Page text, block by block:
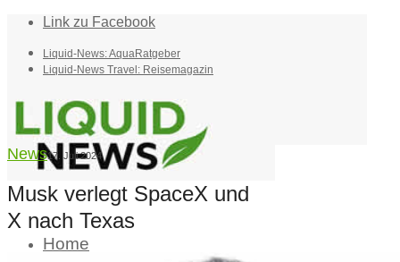
Link zu Facebook
Liquid-News: AquaRatgeber
Liquid-News Travel: Reisemagazin
Home
News17. Juli 2024
Musk verlegt SpaceX und
X nach Texas